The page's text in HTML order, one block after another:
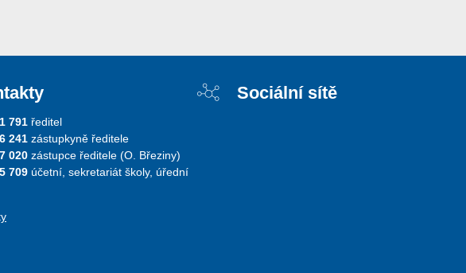
791 ředitel
241 zástupkyně ředitele
020 zástupce ředitele (O. Březiny)
709 účetní, sekretariát školy, úřední
Sociální sítě